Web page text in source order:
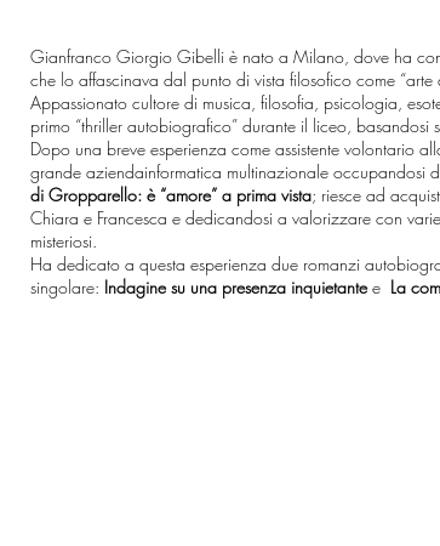
Gianfranco Giorgio Gibelli è nato a Milano, dove ha
che lo affascinava dal punto di vista filosofico come
Appassionato cultore di musica, filosofia, psicologia,
primo “thriller autobiografico” durante il liceo, basandosi
Dopo una breve esperienza come assistente volontario
grande aziendainformatica multinazionale occupandosi
di Gropparello: è “amore” a prima vista; riesce ad
Chiara e Francesca e dedicandosi a valorizzare con
misteriosi.
Ha dedicato a questa esperienza due romanzi
singolare: Indagine su una presenza inquietantee La